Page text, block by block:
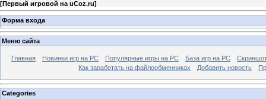
[Первый игровой на uCoz.ru]
Форма входа
Меню сайта
Главная Новинки игр на PC Популярные игры на PC База игр на РС
Как заработать на файлообменниках
Добавить новость
Categories